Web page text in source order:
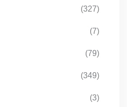
(327)
(7)
(79)
(349)
(3)